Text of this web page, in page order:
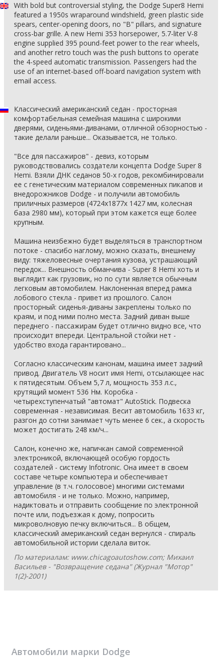
With bold but controversial styling, the Dodge Super8 Hemi
featured a 1950s wraparound windshield, green plastic side
spears, center-opening doors, no "B" pillars, and signature
cross-bar grille. A new Hemi 353 horsepower, 5.7-liter V-8
engine supplied 395 pound-feet power to the rear wheels,
and another retro touch was the push buttons to operate
the 4-speed automatic transmission. Passengers had the
use of an internet-based off-board navigation system with
email access.
Классический американский седан - просторная
комфортабельная семейная машина с широкими
дверями, сиденьями-диванами, отличной обзорностью -
такие делали раньше... Оказывается, не только.
"Все для пассажиров" - девиз, которым
руководствовались создатели концепта Dodge Super 8
Hemi. Взяли ДНК седанов 50-х годов, рекомбинировали
ее с генетическим материалом современных пикапов и
внедорожников Dodge - и получили автомобиль
приличных размеров (4724х1877х 1427 мм, колесная
база 2980 мм), который при этом кажется еще более
крупным.
Машина неизбежно будет выделяться в транспортном
потоке - спасибо наглому, можно сказать, внешнему
виду: тяжеловесные очертания кузова, устрашающий
передок... Внешность обманчива - Super 8 Hemi хоть и
выглядит как грузовик, но по сути является обычным
легковым автомобилем. Наклоненная вперед рамка
лобового стекла - привет из прошлого. Салон
просторный: сиденья-диваны закреплены только по
краям, и под ними полно места. Задний диван выше
переднего - пассажирам будет отлично видно все, что
происходит впереди. Центральной стойки нет -
удобство входа гарантировано...
Согласно классическим канонам, машина имеет задний
привод. Двигатель V8 носит имя Hemi, отсылающее нас
к пятидесятым. Объем 5,7 л, мощность 353 л.с.,
крутящий момент 536 Нм. Коробка -
четырехступенчатый "автомат" AutoStick. Подвеска
современная - независимая. Весит автомобиль 1633 кг,
разгон до сотни занимает чуть менее 6 сек., а скорость
может достигать 248 км/ч...
Салон, конечно же, напичкан самой современной
электроникой, включающей особую гордость
создателей - систему Infotronic. Она имеет в своем
составе четыре компьютера и обеспечивает
управление (в т.ч. голосовое) многими системами
автомобиля - и не только. Можно, например,
надиктовать и отправить сообщение по электронной
почте или, подъезжая к дому, попросить
микроволновую печку включиться... В общем,
классический американский седан вернулся - спираль
автомобильной истории сделала виток.
По материалам: www.chicagoautoshow.com; Михаил
Васильев - "Возвращение седана" (Журнал "Мотор"
1(2)-2001)
Автомобили марки Dodge